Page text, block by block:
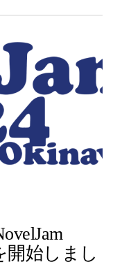
開始しまし